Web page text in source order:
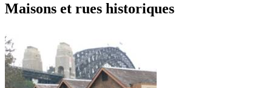
Maisons et rues historiques